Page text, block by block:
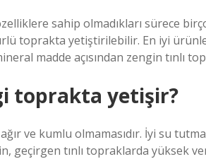
sahip olmadıkları sürece
toprakta yetiştirilebilir. En iyi
madde açısından zengin tınlı
toprakta yetişir?
ve kumlu olmamasıdır. İyi su
geçirgen tınlı topraklarda yüksek